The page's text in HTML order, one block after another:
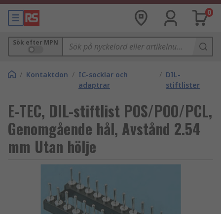
0
Sök efter MPN
/ Kontaktdon / IC-socklar och
adaptrar
/ DIL-
stiftlister
E-TEC, DIL-stiftlist POS/POO/PCL,
Genomgående hål, Avstånd 2.54
mm Utan hölje